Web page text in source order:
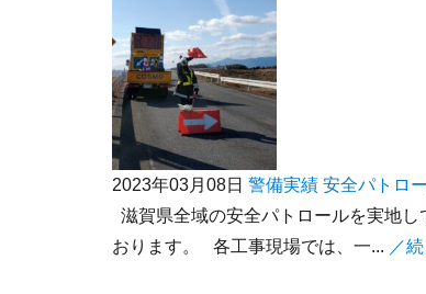
2023年03月08日 警備実績 安全パトロ
滋賀県全域の安全パトロールを実地
おります。 各工事現場では、一... ／